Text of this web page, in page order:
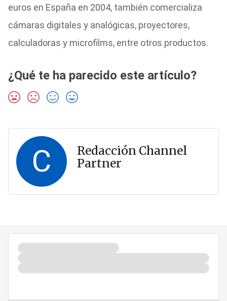
euros en España en 2004, también comercializa
cámaras digitales y analógicas, proyectores,
calculadoras y microfilms, entre otros productos.
¿Qué te ha parecido este artículo?
C
Redacción Channel
Partner